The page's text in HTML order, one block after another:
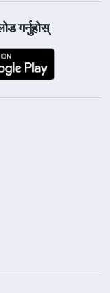
गर्नुहोस्